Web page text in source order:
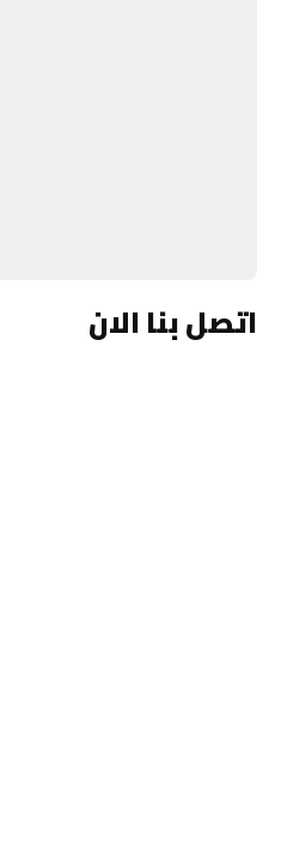
اتصل بنا الان